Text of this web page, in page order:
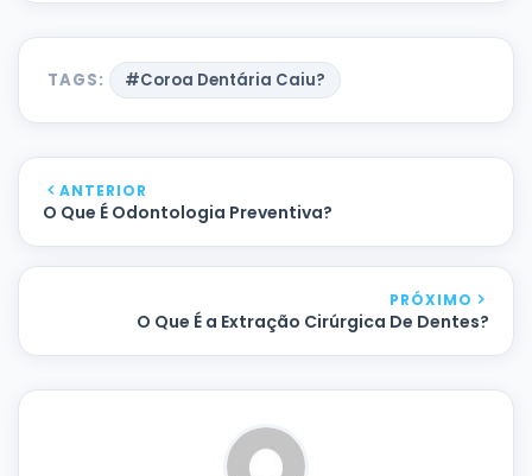
TAGS: #Coroa Dentária Caiu?
ANTERIOR
O Que É Odontologia Preventiva?
PRÓXIMO
O Que É a Extração Cirúrgica De Dentes?